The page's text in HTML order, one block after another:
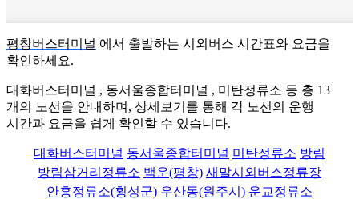
평창버스터미널 에서 출발하는 시외버스 시간표와 요금을
확인하세요.
대화버스터미널 , 동서울종합터미널 , 미탄정류소 등 총 13
개의 노선을 안내하며, 상세보기를 통해 각 노선의 운행
시간과 요금을 쉽게 확인할 수 있습니다.
대화버스터미널 동서울종합터미널 미탄정류소 방림
방림삼거리정류소 백운(평창) 새말시외버스정류장
안흥정류소(횡성군) 우산동(원주시) 운교정류소